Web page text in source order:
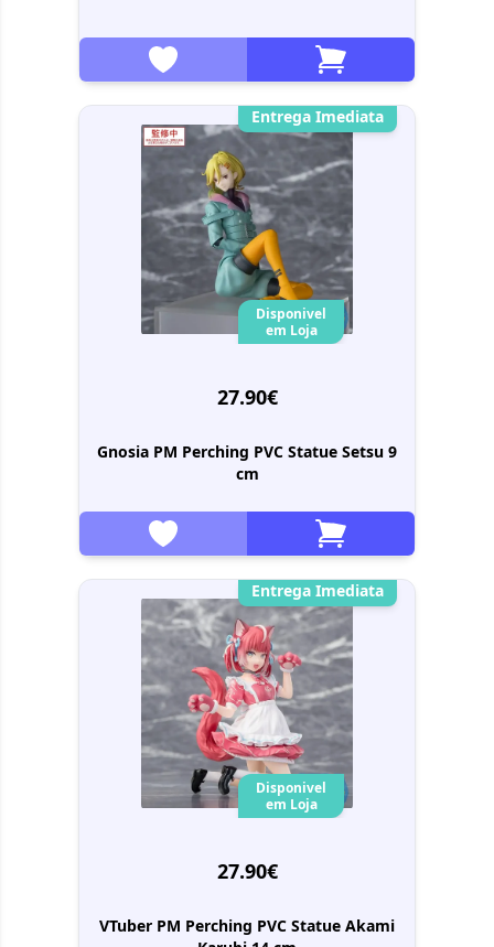
Entrega Imediata
Disponivel
em Loja
27.90€
Gnosia PM Perching PVC Statue Setsu 9
cm
Entrega Imediata
Disponivel
em Loja
27.90€
VTuber PM Perching PVC Statue Akami